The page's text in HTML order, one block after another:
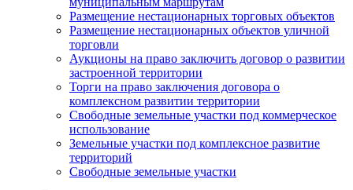
Размещение нестационарных торговых объектов
Размещение нестационарных объектов уличной
торговли
Аукционы на право заключить договор о развитии
застроенной территории
Торги на право заключения договора о
комплексном развитии территории
Свободные земельные участки под коммерческое
использование
Земельные участки под комплексное развитие
территорий
Свободные земельные участки